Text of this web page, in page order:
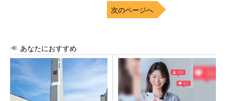
次のページへ
あなたにおすすめ